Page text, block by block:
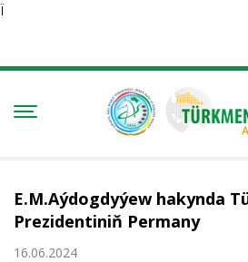
Ï
E.M.Aýdogdyýew hakynda
Prezidentiniň Permany
16.06.2024